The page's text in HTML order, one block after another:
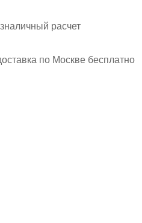
расчет
по Москве бесплатно